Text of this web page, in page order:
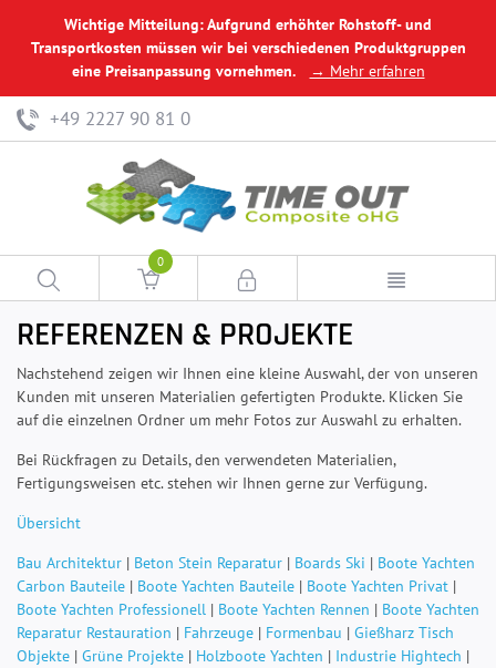
Wichtige Mitteilung: Aufgrund erhöhter Rohstoff- und
Transportkosten müssen wir bei verschiedenen Produktgruppen
eine Preisanpassung vornehmen.
→ Mehr erfahren
+49 2227 90 81 0
0
REFERENZEN & PROJEKTE
Nachstehend zeigen wir Ihnen eine kleine Auswahl, der von unseren
Kunden mit unseren Materialien gefertigten Produkte. Klicken Sie
auf die einzelnen Ordner um mehr Fotos zur Auswahl zu erhalten.
Bei Rückfragen zu Details, den verwendeten Materialien,
Fertigungsweisen etc. stehen wir Ihnen gerne zur Verfügung.
Übersicht
Bau Architektur | Beton Stein Reparatur | Boards Ski | Boote Yachten
Carbon Bauteile | Boote Yachten Bauteile | Boote Yachten Privat |
Boote Yachten Professionell | Boote Yachten Rennen | Boote Yachten
Reparatur Restauration | Fahrzeuge | Formenbau | Gießharz Tisch
Objekte | Grüne Projekte | Holzboote Yachten | Industrie Hightech |